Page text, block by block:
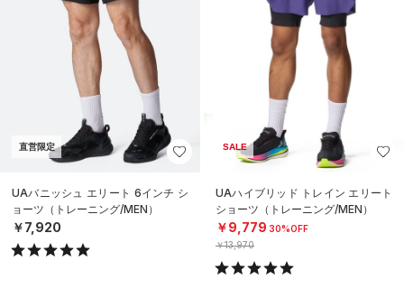
直営限定
UAバニッシュ エリート 6インチ シ
ョーツ（トレーニング/MEN）
￥7,920
SALE
UAハイブリッド トレイン エリート
ショーツ（トレーニング/MEN）
￥9,779 30%OFF
￥13,970